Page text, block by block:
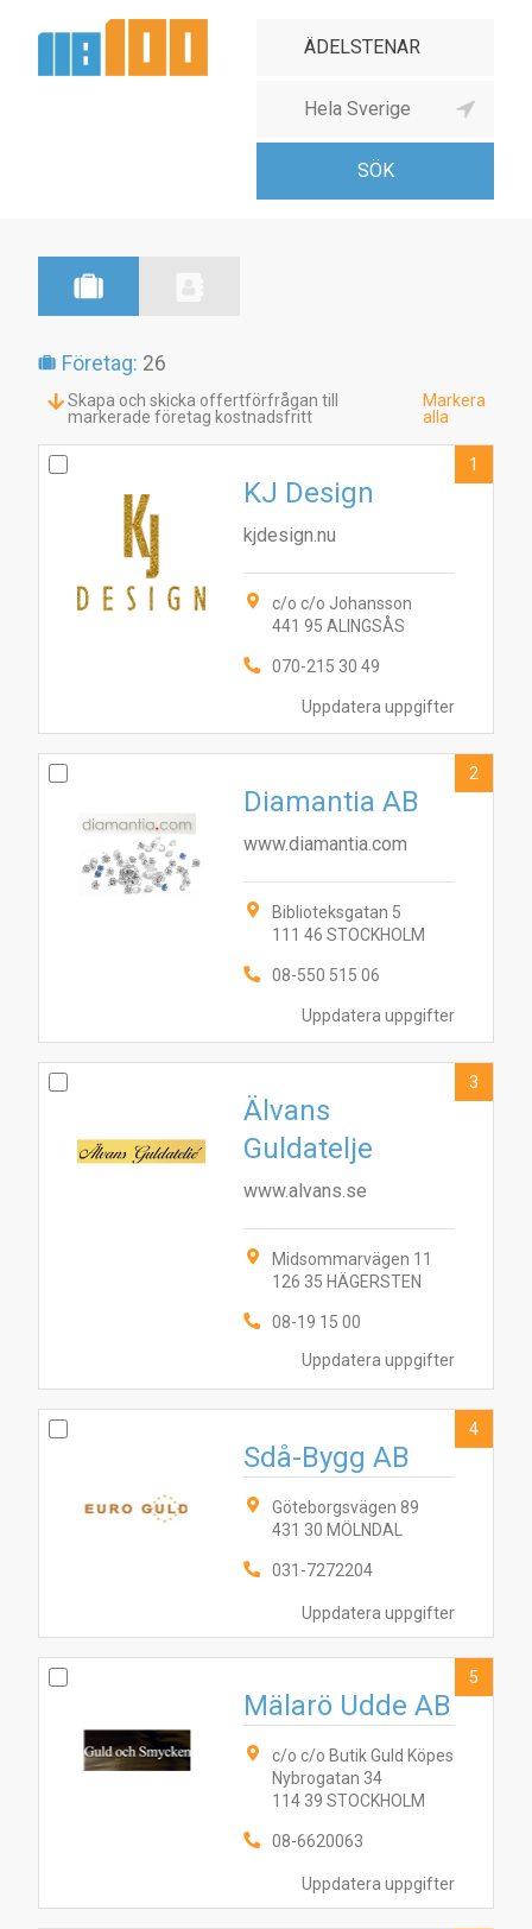
Företag: 26
Skapa och skicka offertförfrågan till
markerade företag kostnadsfritt
Markera
alla
Uppdatera uppgifter
KJ Design
kjdesign.nu
c/o c/o Johansson
441 95 ALINGSÅS
070-215 30 49
1
Uppdatera uppgifter
Diamantia AB
www.diamantia.com
Biblioteksgatan 5
111 46 STOCKHOLM
08-550 515 06
2
Uppdatera uppgifter
Älvans
Guldatelje
www.alvans.se
Midsommarvägen 11
126 35 HÄGERSTEN
08-19 15 00
3
Uppdatera uppgifter
Sdå-Bygg AB
Göteborgsvägen 89
431 30 MÖLNDAL
031-7272204
4
Uppdatera uppgifter
Mälarö Udde AB
c/o c/o Butik Guld Köpes
Nybrogatan 34
114 39 STOCKHOLM
08-6620063
5